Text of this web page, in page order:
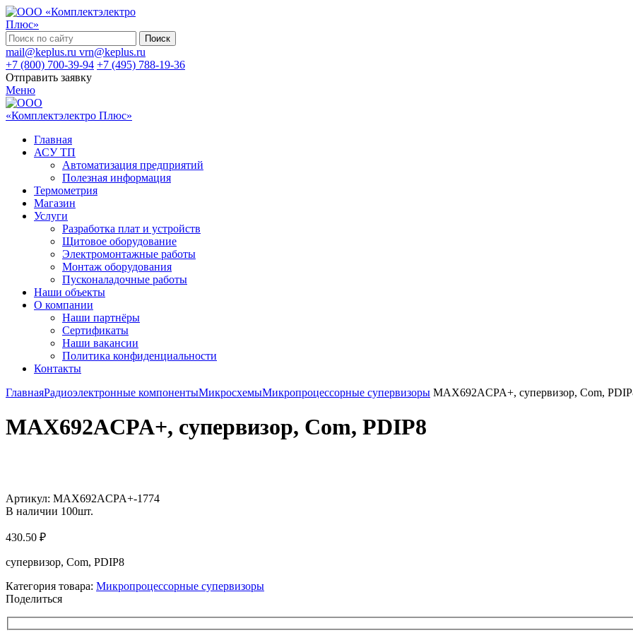
Поиск
mail@keplus.ru vrn@keplus.ru
+7 (800) 700-39-94 +7 (495) 788-19-36
Отправить заявку
Меню
Главная
АСУ ТП
Автоматизация предприятий
Полезная информация
Термометрия
Магазин
Услуги
Разработка плат и устройств
Щитовое оборудование
Электромонтажные работы
Монтаж оборудования
Пусконаладочные работы
Наши объекты
О компании
Наши партнёры
Сертификаты
Наши вакансии
Политика конфиденциальности
Контакты
ГлавнаяРадиоэлектронные компонентыМикросхемыМикропроцессорные супервизоры MAX692ACPA+, супервизор, Com,
MAX692ACPA+, супервизор, Com, PDIP8
Артикул: MAX692ACPA+-1774
В наличии 100шт.
430.50 ₽
супервизор, Com, PDIP8
Категория товара: Микропроцессорные супервизоры
Поделиться